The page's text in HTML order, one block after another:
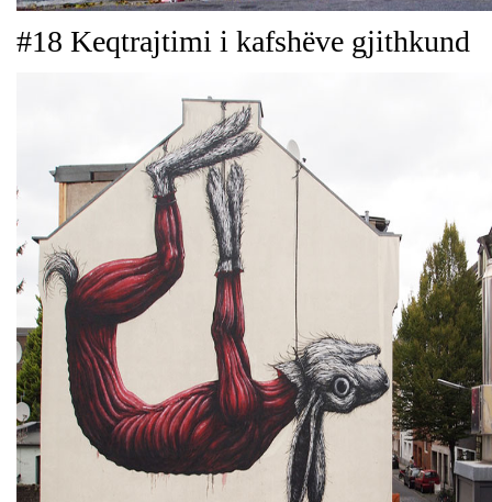
#18 Keqtrajtimi i kafshëve gjithkund